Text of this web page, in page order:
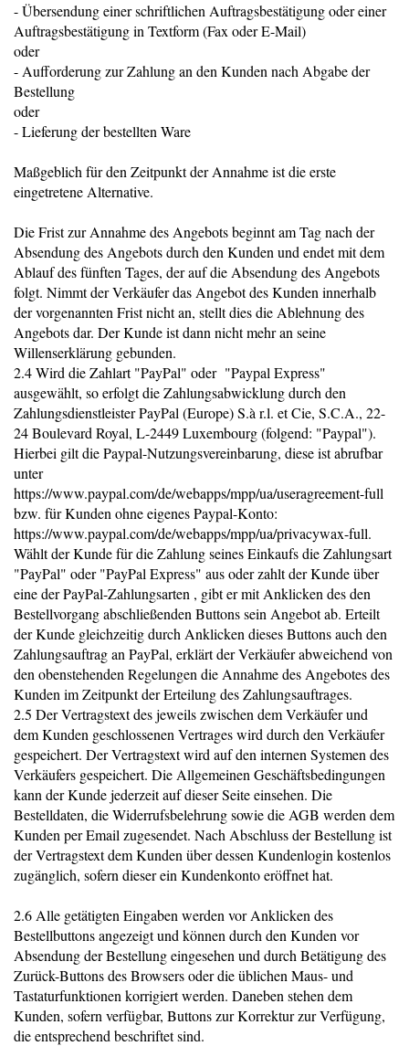
- Übersendung einer schriftlichen Auftragsbestätigung oder einer
Auftragsbestätigung in Textform (Fax oder E-Mail)
oder
- Aufforderung zur Zahlung an den Kunden nach Abgabe der
Bestellung
oder
- Lieferung der bestellten Ware
Maßgeblich für den Zeitpunkt der Annahme ist die erste
eingetretene Alternative.
Die Frist zur Annahme des Angebots beginnt am Tag nach der
Absendung des Angebots durch den Kunden und endet mit dem
Ablauf des fünften Tages, der auf die Absendung des Angebots
folgt. Nimmt der Verkäufer das Angebot des Kunden innerhalb
der vorgenannten Frist nicht an, stellt dies die Ablehnung des
Angebots dar. Der Kunde ist dann nicht mehr an seine
Willenserklärung gebunden.
2.4 Wird die Zahlart "PayPal" oder "Paypal Express"
ausgewählt, so erfolgt die Zahlungsabwicklung durch den
Zahlungsdienstleister PayPal (Europe) S.à r.l. et Cie, S.C.A., 22-
24 Boulevard Royal, L-2449 Luxembourg (folgend: "Paypal").
Hierbei gilt die Paypal-Nutzungsvereinbarung, diese ist abrufbar
unter
https://www.paypal.com/de/webapps/mpp/ua/useragreement-full
bzw. für Kunden ohne eigenes Paypal-Konto:
https://www.paypal.com/de/webapps/mpp/ua/privacywax-full.
Wählt der Kunde für die Zahlung seines Einkaufs die Zahlungsart
"PayPal" oder "PayPal Express" aus oder zahlt der Kunde über
eine der PayPal-Zahlungsarten , gibt er mit Anklicken des den
Bestellvorgang abschließenden Buttons sein Angebot ab. Erteilt
der Kunde gleichzeitig durch Anklicken dieses Buttons auch den
Zahlungsauftrag an PayPal, erklärt der Verkäufer abweichend von
den obenstehenden Regelungen die Annahme des Angebotes des
Kunden im Zeitpunkt der Erteilung des Zahlungsauftrages.
2.5 Der Vertragstext des jeweils zwischen dem Verkäufer und
dem Kunden geschlossenen Vertrages wird durch den Verkäufer
gespeichert. Der Vertragstext wird auf den internen Systemen des
Verkäufers gespeichert. Die Allgemeinen Geschäftsbedingungen
kann der Kunde jederzeit auf dieser Seite einsehen. Die
Bestelldaten, die Widerrufsbelehrung sowie die AGB werden dem
Kunden per Email zugesendet. Nach Abschluss der Bestellung ist
der Vertragstext dem Kunden über dessen Kundenlogin kostenlos
zugänglich, sofern dieser ein Kundenkonto eröffnet hat.
2.6 Alle getätigten Eingaben werden vor Anklicken des
Bestellbuttons angezeigt und können durch den Kunden vor
Absendung der Bestellung eingesehen und durch Betätigung des
Zurück-Buttons des Browsers oder die üblichen Maus- und
Tastaturfunktionen korrigiert werden. Daneben stehen dem
Kunden, sofern verfügbar, Buttons zur Korrektur zur Verfügung,
die entsprechend beschriftet sind.